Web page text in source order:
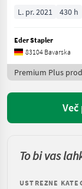
L. pr. 2021 430 h
Eder Stapler
83104 Bavarska
Premium Plus
To bi vas
USTREZNE